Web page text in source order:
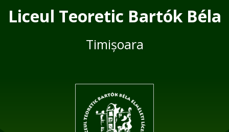
Liceul Teoretic Bartók Béla
Timișoara
navigation